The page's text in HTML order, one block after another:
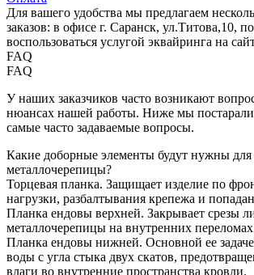
Для вашего удобства мы предлагаем
заказов: в офисе г. Саранск, ул.Титова,10,
воспользоваться услугой эквайринга на
FAQ
FAQ
У наших заказчиков часто возникают
нюансах нашей работы. Ниже мы
самые часто задаваемые вопросы.
Какие доборные элементы будут нужны для
металлочерепицы?
Торцевая планка. Защищает изделие по
нагрузки, разбалтывания крепежа и
Планка ендовы верхней. Закрывает срезы
металлочерепицы на внутренних
Планка ендовы нижней. Основной ее
воды с угла стыка двух скатов,
влаги во внутренние пространства кровли.